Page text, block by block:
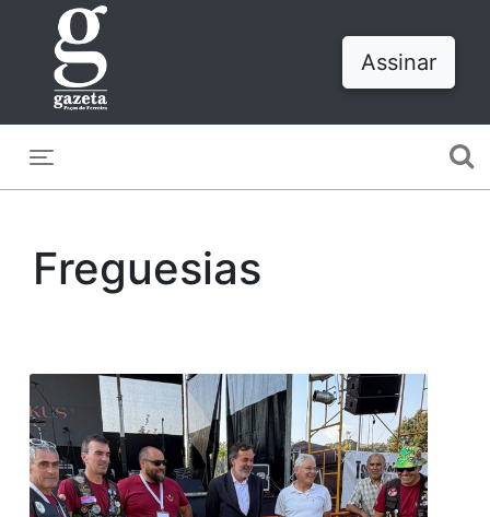
Assinar
Freguesias